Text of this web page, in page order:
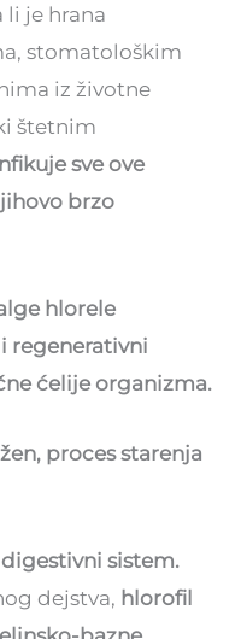
li je hrana
stomatološkim
iz životne
štetnim
sve ove
brzo
hlorele
regenerativni
ćelije organizma.
proces starenja
sistem.
dejstva, hlorofil